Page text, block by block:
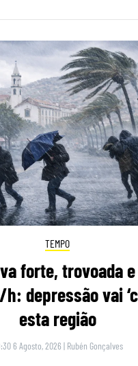
TEMPO
forte, trovoada
depressão vai
esta região
6 Agosto, 2026 | Rubén Gonçalves